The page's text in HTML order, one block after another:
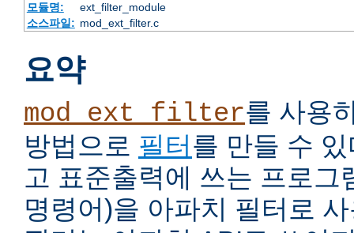
모듈명:
ext_filter_module
소스파일: mod_ext_filter.c
요약
mod_ext_filter를 사용
방법으로 필터 를 만들 수
고 표준출력에 쓰는 프로그
명령어)을 아파치 필터로